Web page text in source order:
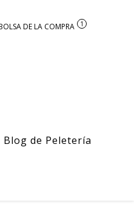
Blog de Peletería
1